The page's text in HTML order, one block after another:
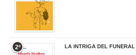
2º LA INTRIGA DEL FUNERAL